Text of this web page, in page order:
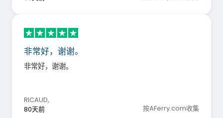
非常好，谢谢。
非常好，谢谢。
RICAUD,
80天前
按AFerry.com收集